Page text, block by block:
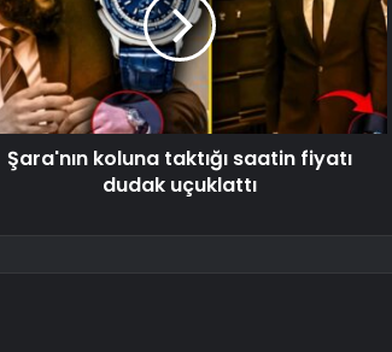
Şara'nın koluna taktığı saatin fiyatı
dudak uçuklattı